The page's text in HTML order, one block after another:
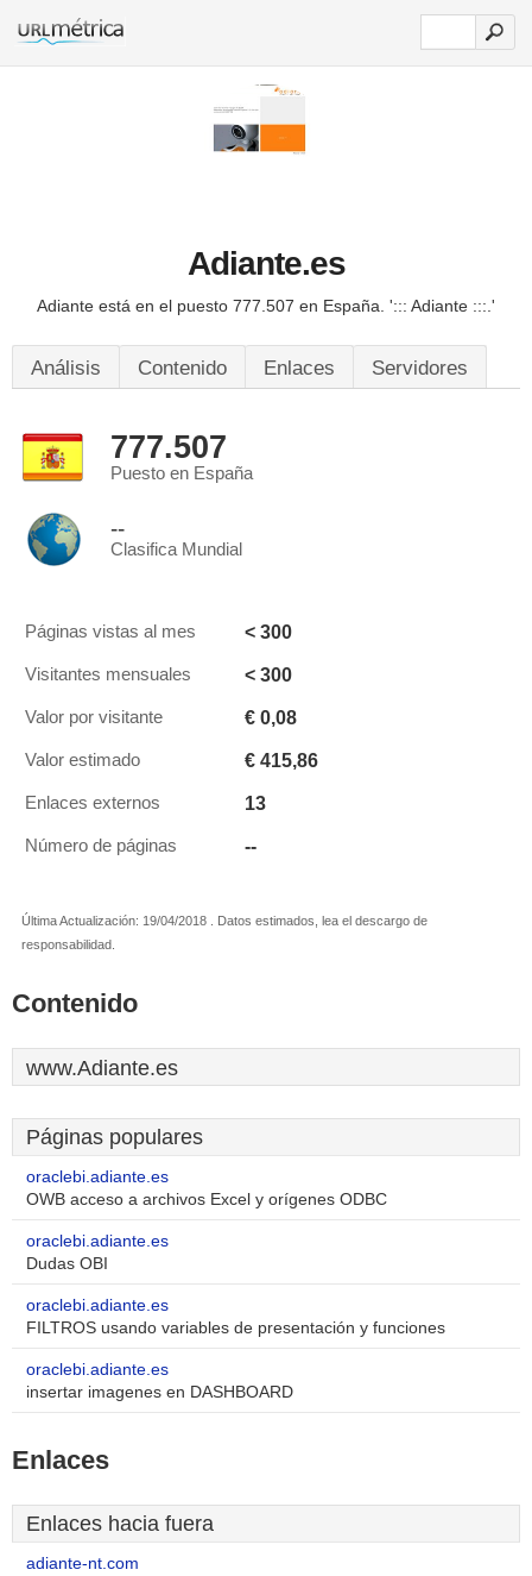
Adiante.es
Adiante está en el puesto 777.507 en España. '::: Adiante :::.'
Análisis Contenido Enlaces Servidores
777.507
Puesto en España
--
Clasifica Mundial
Páginas vistas al mes < 300
Visitantes mensuales < 300
Valor por visitante € 0,08
Valor estimado € 415,86
Enlaces externos 13
Número de páginas --
Última Actualización: 19/04/2018 . Datos estimados, lea el descargo de
responsabilidad.
Contenido
www.Adiante.es
Páginas populares
oraclebi.adiante.es
OWB acceso a archivos Excel y orígenes ODBC
oraclebi.adiante.es
Dudas OBI
oraclebi.adiante.es
FILTROS usando variables de presentación y funciones
oraclebi.adiante.es
insertar imagenes en DASHBOARD
Enlaces
Enlaces hacia fuera
adiante-nt.com